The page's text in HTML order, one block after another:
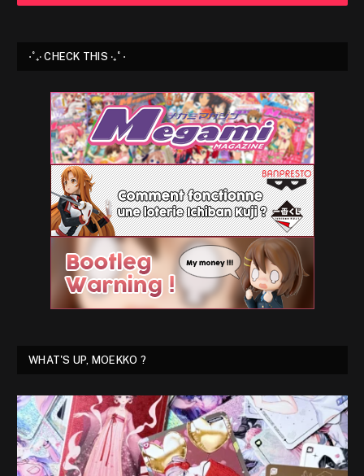
⋅˚₊‧ CHECK THIS ‧₊˚ ⋅
WHAT'S UP, MOEKKO ?